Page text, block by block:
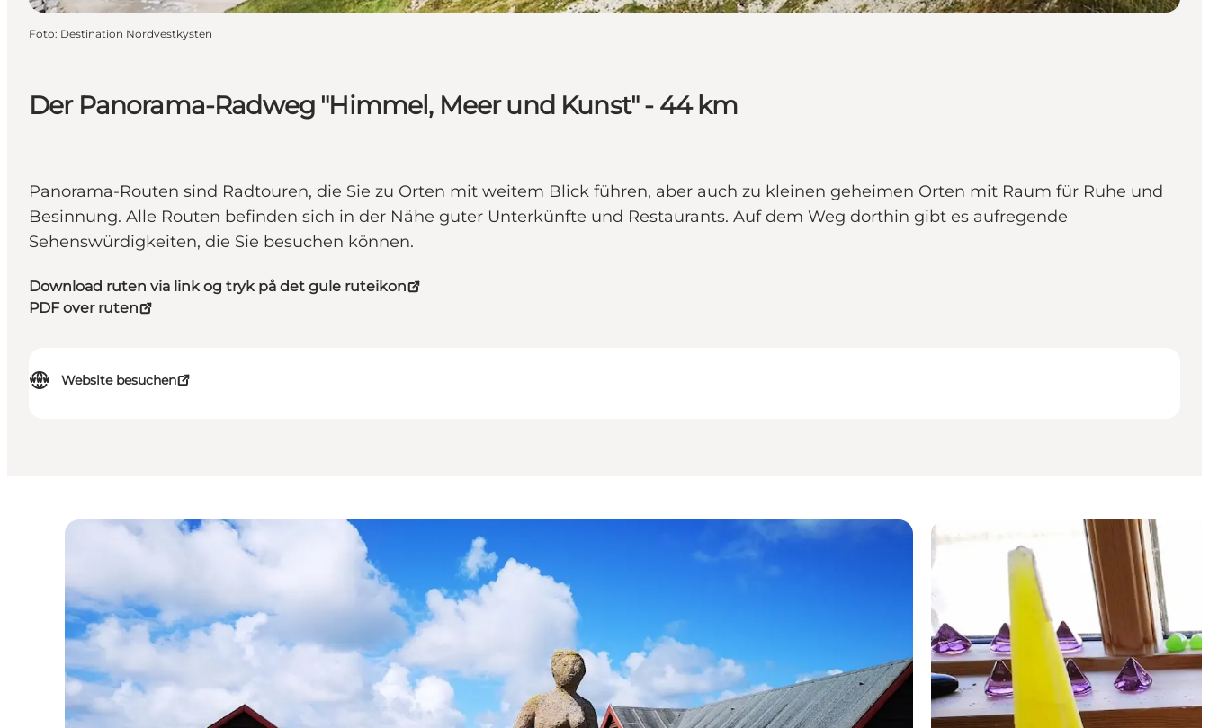
Der Panorama-Radweg "Himmel, Meer und Kunst" - 44 km
Panorama-Routen sind Radtouren, die Sie zu Orten mit weitem Blick führen, aber auch zu kleinen geheimen Orten mit Raum für Ruhe und
Besinnung. Alle Routen befinden sich in der Nähe guter Unterkünfte und Restaurants. Auf dem Weg dorthin gibt es aufregende
Sehenswürdigkeiten, die Sie besuchen können.
Download ruten via link og tryk på det gule ruteikon
PDF over ruten
Website besuchen
Foto: Destination Nordvestkysten